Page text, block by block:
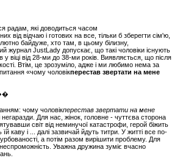
радам, які доводиться часом
від відчаю і готових на все, тільки б зберегти сім'ю,
байдуже, хто там, в цьому білизну,
журнал JustLady допускає, що такі чоловіки існують
віці від 28-ми до 38-ми років. Виявляється, що після
Втім, це зрозуміло, адже і ми любимо нема за
«чому чоловікперестав звертати на мене
чому чоловікперестав звертати на мене
Для нас, жінок, головне - чуттєва сторона
світ від неминучої катастрофи, герой біжить
каву і ... далі зазвичай йдуть титри. У житті все по-
а потім разом вирішити проблему. Для
Уважна дружина зуміє вчасно